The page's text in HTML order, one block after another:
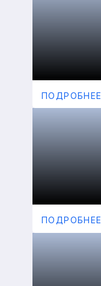
ПОДРОБНЕЕ
ПОДРОБНЕЕ